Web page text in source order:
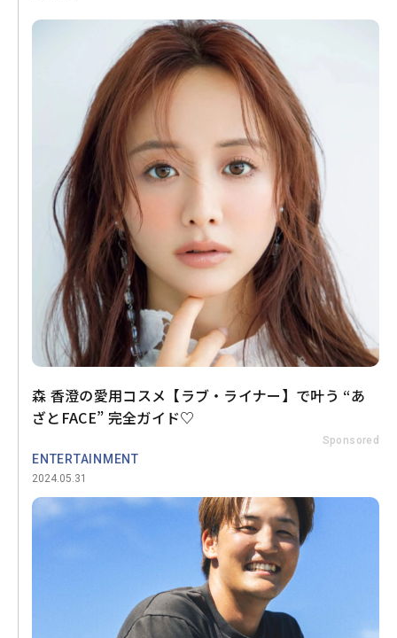
森 香澄の愛用コスメ【ラブ・ライナー】で叶う “あ
ざとFACE” 完全ガイド♡
Sponsored
ENTERTAINMENT
2024.05.31